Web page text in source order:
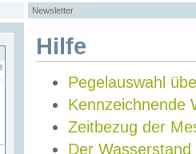
Newsletter
Hilfe
Pegelauswahl
Kennzeichnende
Zeitbezug der
Der Wasserstand